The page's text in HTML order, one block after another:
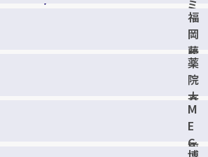
ミ
ス
ト
店
福
岡
藤
崎
駅
前
店
薬
院
大
通
駅
前
M
E
G